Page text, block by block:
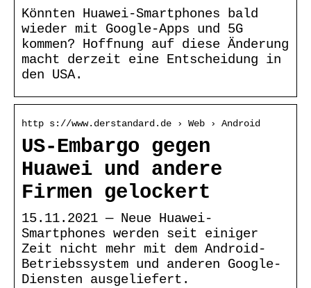
Könnten Huawei-Smartphones bald
wieder mit Google-Apps und 5G
kommen? Hoffnung auf diese Änderung
macht derzeit eine Entscheidung in
den USA.
http s://www.derstandard.de › Web › Android
US-Embargo gegen
Huawei und andere
Firmen gelockert
15.11.2021 — Neue Huawei-
Smartphones werden seit einiger
Zeit nicht mehr mit dem Android-
Betriebssystem und anderen Google-
Diensten ausgeliefert.